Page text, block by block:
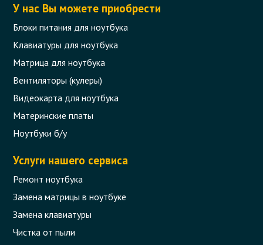
У нас Вы можете приобрести
Блоки питания для ноутбука
Клавиатуры для ноутбука
Матрица для ноутбука
Вентиляторы (кулеры)
Видеокарта для ноутбука
Материнские платы
Ноутбуки б/у
Услуги нашего сервиса
Ремонт ноутбука
Замена матрицы в ноутбуке
Замена клавиатуры
Чистка от пыли